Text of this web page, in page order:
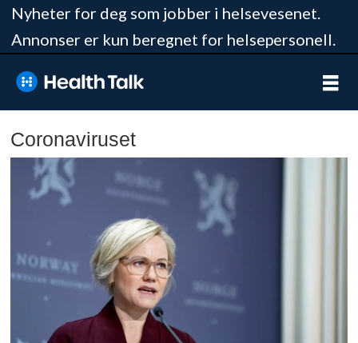
Nyheter for deg som jobber i helsevesenet.
Annonser er kun beregnet for helsepersonell.
Coronaviruset